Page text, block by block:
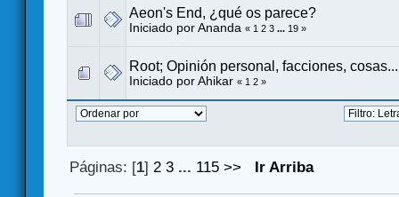
Aeon's End, ¿qué os parece?
Iniciado por Ananda « 1 2 3 ... 19 »
Root; Opinión personal, facciones, cosas...
Iniciado por Ahikar « 1 2 »
Páginas: [1] 2 3 ... 115 >> Ir Arriba